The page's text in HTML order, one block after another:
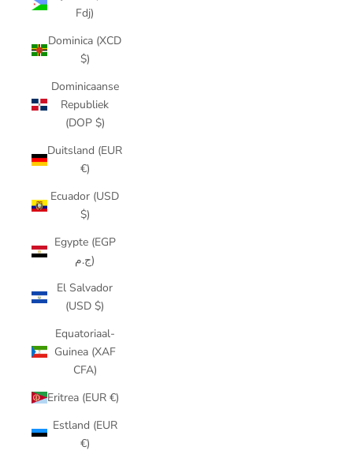
Fdj)
Dominica (XCD
$)
Dominicaanse
Republiek
(DOP $)
Duitsland (EUR
€)
Ecuador (USD
$)
Egypte (EGP
ج.م)
El Salvador
(USD $)
Equatoriaal-
Guinea (XAF
CFA)
Eritrea (EUR €)
Estland (EUR
€)